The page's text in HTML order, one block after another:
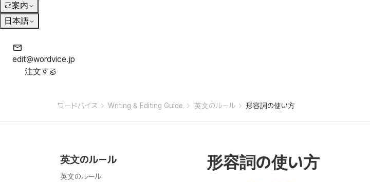
ご案内
日本語
edit@wordvice.jp
注文する
ワードバイス Writing & Editing Guide 英文のルール 形容詞の使い方
英文のルール
英文のルール
形容詞の使い方